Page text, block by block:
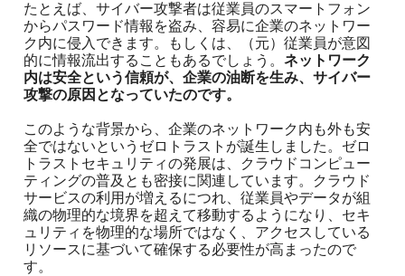
たとえば、サイバー攻撃者は従業員のスマートフォン
からパスワード情報を盗み、容易に企業のネットワー
ク内に侵入できます。もしくは、（元）従業員が意図
的に情報流出することもあるでしょう。 ネットワーク
内は安全という信頼が、企業の油断を生み、サイバー
攻撃の原因となっていたのです。
このような背景から、企業のネットワーク内も外も安
全ではないというゼロトラストが誕生しました。ゼロ
トラストセキュリティの発展は、クラウドコンピュー
ティングの普及とも密接に関連しています。クラウド
サービスの利用が増えるにつれ、従業員やデータが組
織の物理的な境界を超えて移動するようになり、セキ
ュリティを物理的な場所ではなく、アクセスしている
リソースに基づいて確保する必要性が高まったので
す。